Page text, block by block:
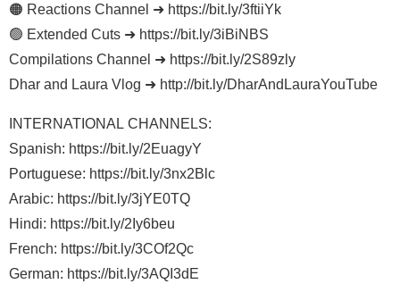
🟠 Reactions Channel ➜ https://bit.ly/3ftiiYk
🟢 Extended Cuts ➜ https://bit.ly/3iBiNBS
Compilations Channel ➜ https://bit.ly/2S89zly
Dhar and Laura Vlog ➜ http://bit.ly/DharAndLauraYouTube
INTERNATIONAL CHANNELS:
Spanish: https://bit.ly/2EuagyY
Portuguese: https://bit.ly/3nx2Blc
Arabic: https://bit.ly/3jYE0TQ
Hindi: https://bit.ly/2Iy6beu
French: https://bit.ly/3COf2Qc
German: https://bit.ly/3AQI3dE